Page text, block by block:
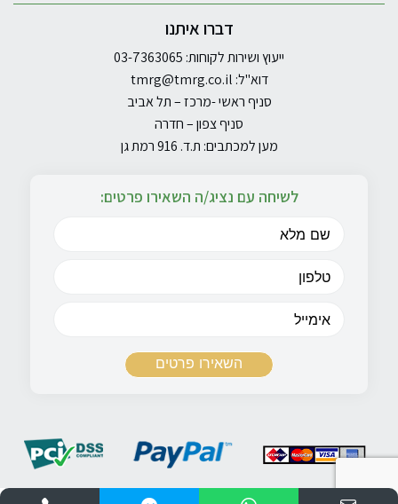
דברו איתנו
ייעוץ ושירות לקוחות: 03-7363065
דוא"ל: tmrg@tmrg.co.il
סניף ראשי -מרכז – תל אביב
סניף צפון – חדרה
מען למכתבים: ת.ד. 916 רמת גן
לשיחה עם נציג/ה השאירו פרטים: